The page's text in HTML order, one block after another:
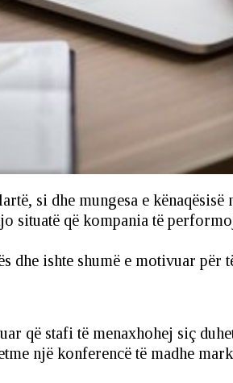
si dhe mungesa e
situatë që kompania të
dhe ishte shumë e motivuar
që stafi të menaxhohej siç
një konferencë të madhe